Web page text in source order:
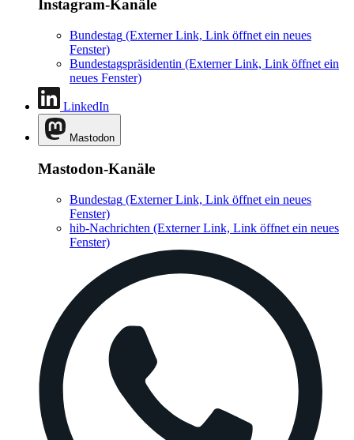
Instagram-Kanäle
Bundestag (Externer Link, Link öffnet ein neues
Fenster)
Bundestagspräsidentin (Externer Link, Link öffnet ein
neues Fenster)
LinkedIn
Mastodon
Mastodon-Kanäle
Bundestag (Externer Link, Link öffnet ein neues
Fenster)
hib-Nachrichten (Externer Link, Link öffnet ein neues
Fenster)